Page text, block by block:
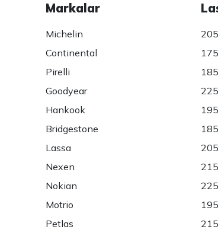
Markalar
Michelin
Continental
Pirelli
Goodyear
Hankook
Bridgestone
Lassa
Nexen
Nokian
Motrio
Petlas